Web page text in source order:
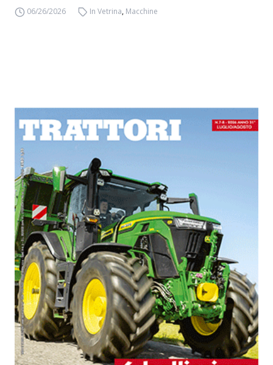
06/26/2026 In Vetrina, Macchine